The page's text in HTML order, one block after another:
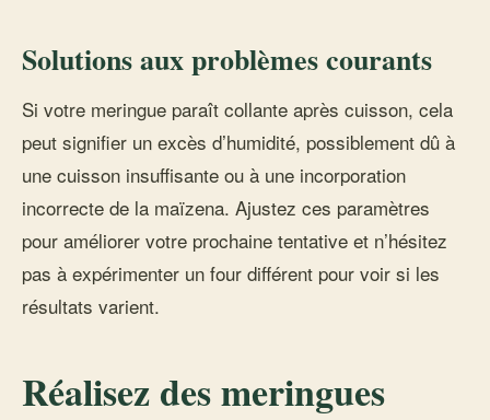
Solutions aux problèmes courants
Si votre meringue paraît collante après cuisson, cela
peut signifier un excès d’humidité, possiblement dû à
une cuisson insuffisante ou à une incorporation
incorrecte de la maïzena. Ajustez ces paramètres
pour améliorer votre prochaine tentative et n’hésitez
pas à expérimenter un four différent pour voir si les
résultats varient.
Réalisez des meringues